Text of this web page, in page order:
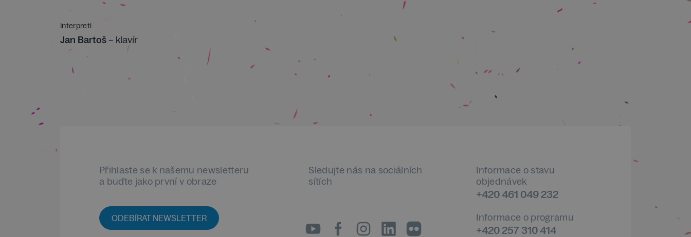
Interpreti
Jan Bartoš– klavír
Přihlaste se k našemu newsletteru
a buďte jako první v obraze
ODEBÍRAT NEWSLETTER
Sledujte nás na sociálních
sítích
Informace o stavu
objednávek
+420 461 049 232
Informace o programu
+420 257 310 414